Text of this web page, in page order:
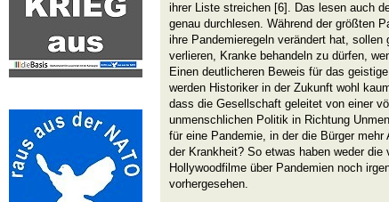
ihrer Liste streichen [6]. Das lesen auch
genau durchlesen. Während der größten
ihre Pandemieregeln verändert hat, sollen
verlieren, Kranke behandeln zu dürfen,
Einen deutlicheren Beweis für das
werden Historiker in der Zukunft wohl
dass die Gesellschaft geleitet von einer
unmenschlichen Politik in Richtung
für eine Pandemie, in der die Bürger
der Krankheit? So etwas haben weder die
Hollywoodfilme über Pandemien noch
vorhergesehen.